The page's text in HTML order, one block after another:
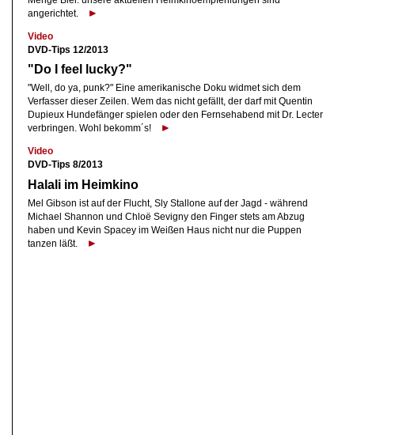
angerichtet.
Video
DVD-Tips 12/2013
"Do I feel lucky?"
"Well, do ya, punk?" Eine amerikanische Doku widmet sich dem
Verfasser dieser Zeilen. Wem das nicht gefällt, der darf mit Quentin
Dupieux Hundefänger spielen oder den Fernsehabend mit Dr. Lecter
verbringen. Wohl bekomm´s!
Video
DVD-Tips 8/2013
Halali im Heimkino
Mel Gibson ist auf der Flucht, Sly Stallone auf der Jagd - während
Michael Shannon und Chloë Sevigny den Finger stets am Abzug
haben und Kevin Spacey im Weißen Haus nicht nur die Puppen
tanzen läßt.